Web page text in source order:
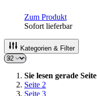
Zum Produkt
Sofort lieferbar
Kategorien & Filter
Sie lesen gerade Seite
Seite 2
Seite 3